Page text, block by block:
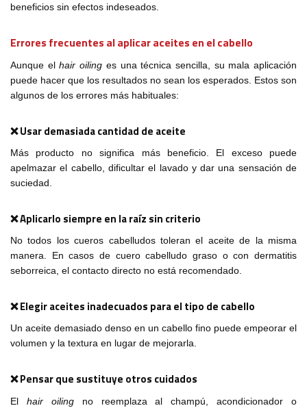
beneficios sin efectos indeseados.
Errores frecuentes al aplicar aceites en el cabello
Aunque elhair oiling es una técnica sencilla, su mala aplicación
puede hacer que los resultados no sean los esperados. Estos son
algunos de los errores más habituales:
❌ Usar demasiada cantidad de aceite
Más producto no significa más beneficio. El exceso puede
apelmazar el cabello, dificultar el lavado y dar una sensación de
suciedad.
❌ Aplicarlo siempre en la raíz sin criterio
No todos los cueros cabelludos toleran el aceite de la misma
manera. En casos de cuero cabelludo graso o con dermatitis
seborreica, el contacto directo no está recomendado.
❌ Elegir aceites inadecuados para el tipo de cabello
Un aceite demasiado denso en un cabello fino puede empeorar el
volumen y la textura en lugar de mejorarla.
❌ Pensar que sustituye otros cuidados
El hair oilingno reemplaza al champú, acondicionador o